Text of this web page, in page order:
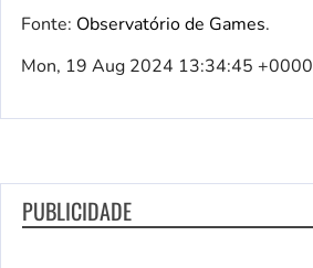
Fonte: Observatório de Games.
Mon, 19 Aug 2024 13:34:45 +0000
PUBLICIDADE